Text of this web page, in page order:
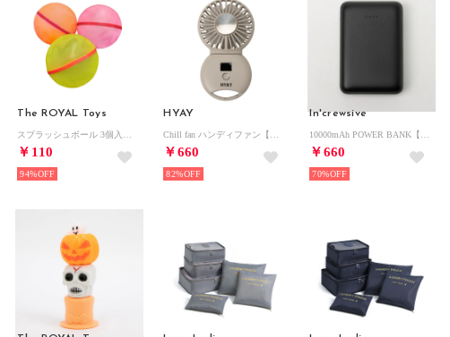
The ROYAL Toys
￥110
94%
HYAY
￥660
82%
In'crewsive
￥660
70%